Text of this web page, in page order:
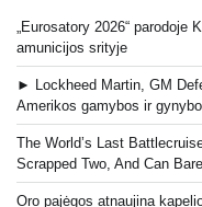
„Eurosatory 2026“
amunicijos srityje
► Lockheed Martin, GM
Amerikos gamybos ir
The World’s Last
Scrapped Two, And Can
Oro pajėgos atnaujina